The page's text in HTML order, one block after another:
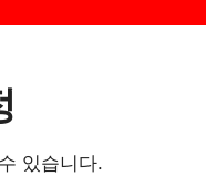
있습니다.